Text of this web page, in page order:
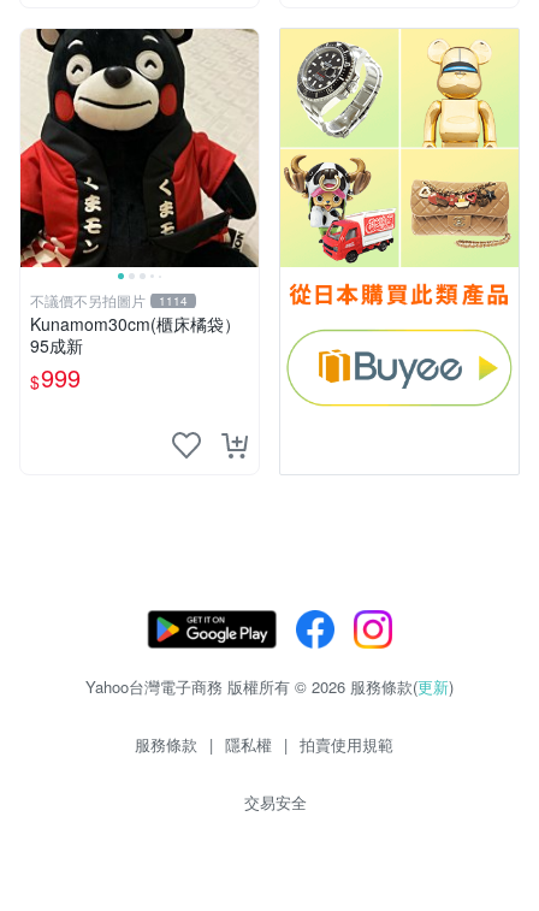
不議價不另拍圖片 1114
Kunamom30cm(櫃床橘袋）
95成新
$999
Yahoo台灣電子商務 版權所有 © 2026 服務條款(更新)
服務條款 | 隱私權 | 拍賣使用規範
交易安全